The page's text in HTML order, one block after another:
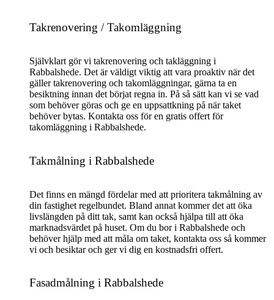
Takrenovering / Takomläggning
Självklart gör vi takrenovering och takläggning i
Rabbalshede. Det är väldigt viktig att vara proaktiv när det
gäller takrenovering och takomläggningar, gärna ta en
besiktning innan det börjat regna in. På så sätt kan vi se vad
som behöver göras och ge en uppsattkning på när taket
behöver bytas. Kontakta oss för en gratis offert för
takomläggning i Rabbalshede.
Takmålning i Rabbalshede
Det finns en mängd fördelar med att prioritera takmålning av
din fastighet regelbundet. Bland annat kommer det att öka
livslängden på ditt tak, samt kan också hjälpa till att öka
marknadsvärdet på huset. Om du bor i Rabbalshede och
behöver hjälp med att måla om taket, kontakta oss så kommer
vi och besiktar och ger vi dig en kostnadsfri offert.
Fasadmålning i Rabbalshede